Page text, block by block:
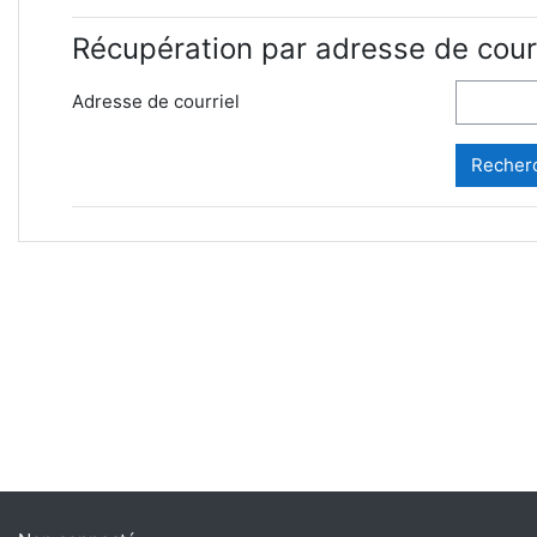
Récupération par adresse de
Adresse de courriel